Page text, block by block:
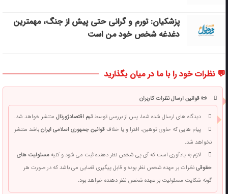
پزشکیان: تورم و گرانی حتی پیش از جنگ، مهمترین
دغدغه شخص خود من است
💬 نظرات خود را با ما در میان بگذارید
📜 قوانین ارسال نظرات کاربران
دیدگاه های ارسال شده شما، پس از بررسی توسطتیم اقتصادژورنالمنتشر خواهد شد.
پیام هایی که حاوی توهین، افترا و یا خلافقوانین جمهوری اسلامی ایرانباشد منتشر
نخواهد شد.
لازم به یادآوری است که آی پی شخص نظر دهنده ثبت می شود و کلیهمسئولیت های
حقوقینظرات بر عهده شخص نظر بوده و قابل پیگیری قضایی می باشد که در صورت هر
گونه شکایت مسئولیت بر عهده شخص نظر دهنده خواهد بود.